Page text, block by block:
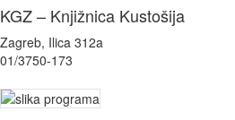
KGZ – Knjižnica Kustošija
Zagreb, Ilica 312a
01/3750-173